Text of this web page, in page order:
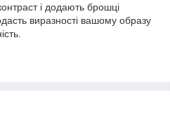
і додають брошці
виразності вашому образу